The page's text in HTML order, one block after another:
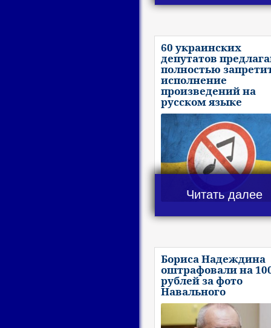
60 украинских
депутатов
полностью
исполнение
произведений на
русском языке
Читать далее
Бориса Надеждина
оштрафовали на
рублей за фото
Навального